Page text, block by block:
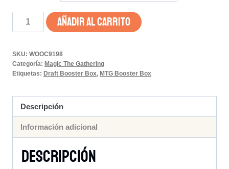
Kamigawa:
Neon
–
Caja
de
Draft
AÑADIR AL CARRITO
SKU: WOOC9198
Categoría: Magic The Gathering
Etiquetas: Draft Booster Box, MTG Booster Box
Descripción
Información adicional
Descripción